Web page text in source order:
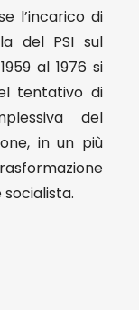
l’incarico di
del PSI sul
al 1976 si
tentativo di
del
in un più